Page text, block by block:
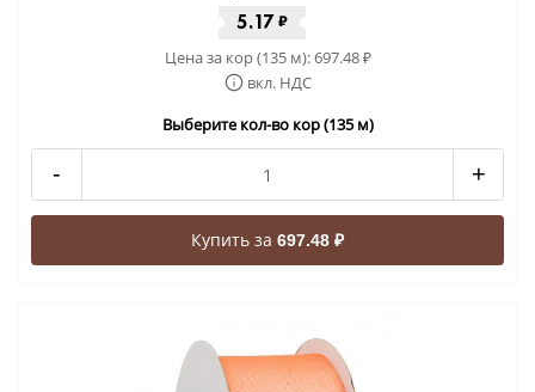
5.17 ₽
Цена за кор (135 м):697.48₽
вкл. НДС
Выберите кол-во кор (135 м)
- +
Купить за 697.48 ₽